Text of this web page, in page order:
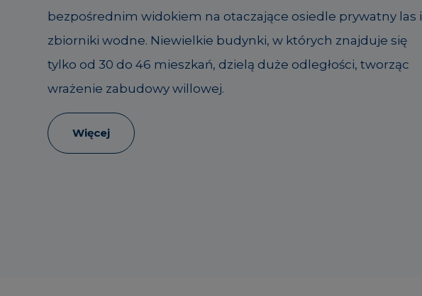
bezpośrednim widokiem na otaczające osiedle prywatny las i
zbiorniki wodne. Niewielkie budynki, w których znajduje się
tylko od 30 do 46 mieszkań, dzielą duże odległości, tworząc
wrażenie zabudowy willowej.
Więcej